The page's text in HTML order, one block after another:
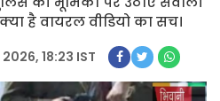
है वायरल वीडियो का सच।
18:23 IST